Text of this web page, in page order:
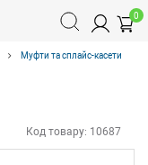
0
Муфти та сплайс-касети
Код товару: 10687